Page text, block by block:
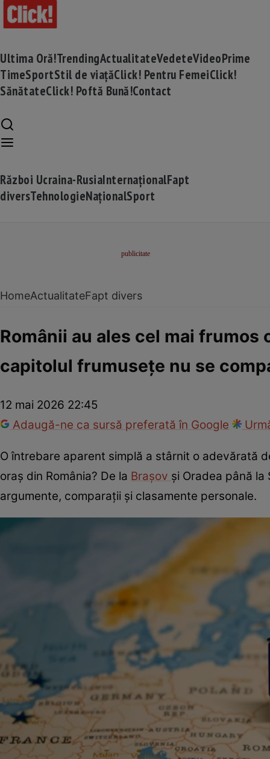
Ultima Oră!TrendingActualitateVedeteVideoPrime
TimeSportStil de viațăClick! Pentru FemeiClick!
SănătateClick! Poftă Bună!Contact
Război Ucraina-RusiaInternaționalFapt
diversTehnologieNaționalSport
HomeActualitateFapt divers
Românii au ales cel mai frumos
capitolul frumusețe nu se
12 mai 2026 22:45
Adaugă-ne ca sursă preferată în Google
O întrebare aparent simplă a stârnit o adevărată
oraș din România? De la Brașov și Oradea până la
argumente, comparații și clasamente personale.